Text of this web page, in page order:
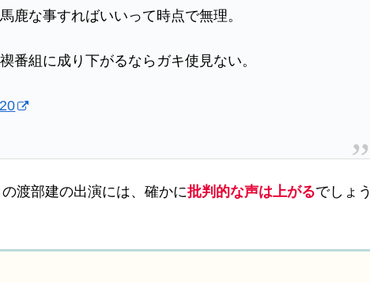
鹿な事すればいいって時点で無理。
番組に成り下がるならガキ使見ない。
渡部建の出演には、確かに批判的な声は上がるでしょう